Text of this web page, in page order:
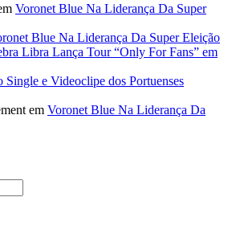
Voronet Blue Na Liderança Da Super
Blue Na Liderança Da Super Eleição
Libra Lança Tour “Only For Fans” em
Single e Videoclipe dos Portuenses
em Voronet Blue Na Liderança Da